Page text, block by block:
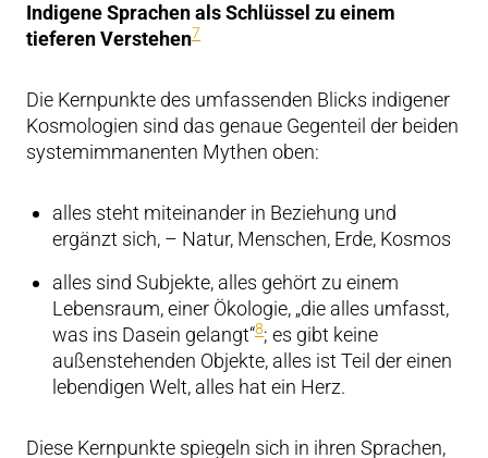
Indigene Sprachen als Schlüssel zu einem
tieferen Verstehen7
Die Kernpunkte des umfassenden Blicks indigener
Kosmologien sind das genaue Gegenteil der beiden
systemimmanenten Mythen oben:
alles steht miteinander in Beziehung und
ergänzt sich, – Natur, Menschen, Erde, Kosmos
alles sind Subjekte, alles gehört zu einem
Lebensraum, einer Ökologie, „die alles umfasst,
was ins Dasein gelangt“8; es gibt keine
außenstehenden Objekte, alles ist Teil der einen
lebendigen Welt, alles hat ein Herz.
Diese Kernpunkte spiegeln sich in ihren Sprachen,